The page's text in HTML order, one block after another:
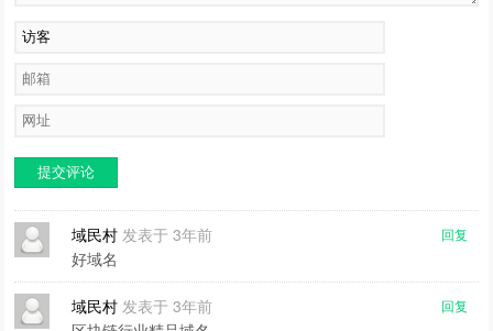
提交评论
域民村 发表于 3年前 回复
好域名
域民村 发表于 3年前 回复